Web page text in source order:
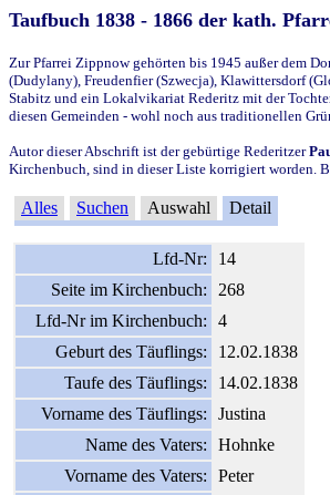
Taufbuch 1838 - 1866 der kath.
Zur Pfarrei Zippnow gehörten bis 1945 außer dem
(Dudylany), Freudenfier (Szwecja), Klawittersdorf
Stabitz und ein Lokalvikariat Rederitz mit der
diesen Gemeinden - wohl noch aus traditionellen
Autor dieser Abschrift ist der gebürtige Rederitzer
Kirchenbuch, sind in dieser Liste korrigiert worden.
Alles Suchen Auswahl Detail
Lfd-Nr:
14
Seite im Kirchenbuch:
268
Lfd-Nr im Kirchenbuch:
4
Geburt des Täuflings:
12.02.1838
Taufe des Täuflings:
14.02.1838
Vorname des Täuflings:
Justina
Name des Vaters:
Hohnke
Vorname des Vaters:
Peter